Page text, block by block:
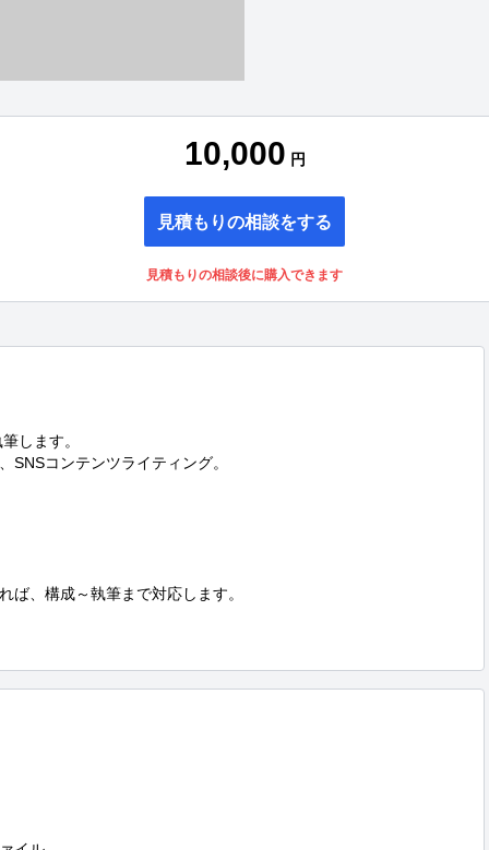
10,000 円
見積もりの相談をする
見積もりの相談後に購入できます
します。
SNSコンテンツライティング。
ば、構成～執筆まで対応します。